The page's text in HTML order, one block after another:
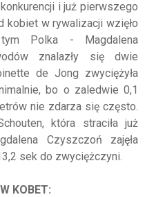
i już pierwszego
kobiet w rywalizacji wzięło
Polka - Magdalena
znalazły się dwie
de Jong zwyciężyła
bo o zaledwie 0,1
nie zdarza się często.
która straciła już
Czyszczoń zajęła
sek do zwyciężczyni.
KOBET: